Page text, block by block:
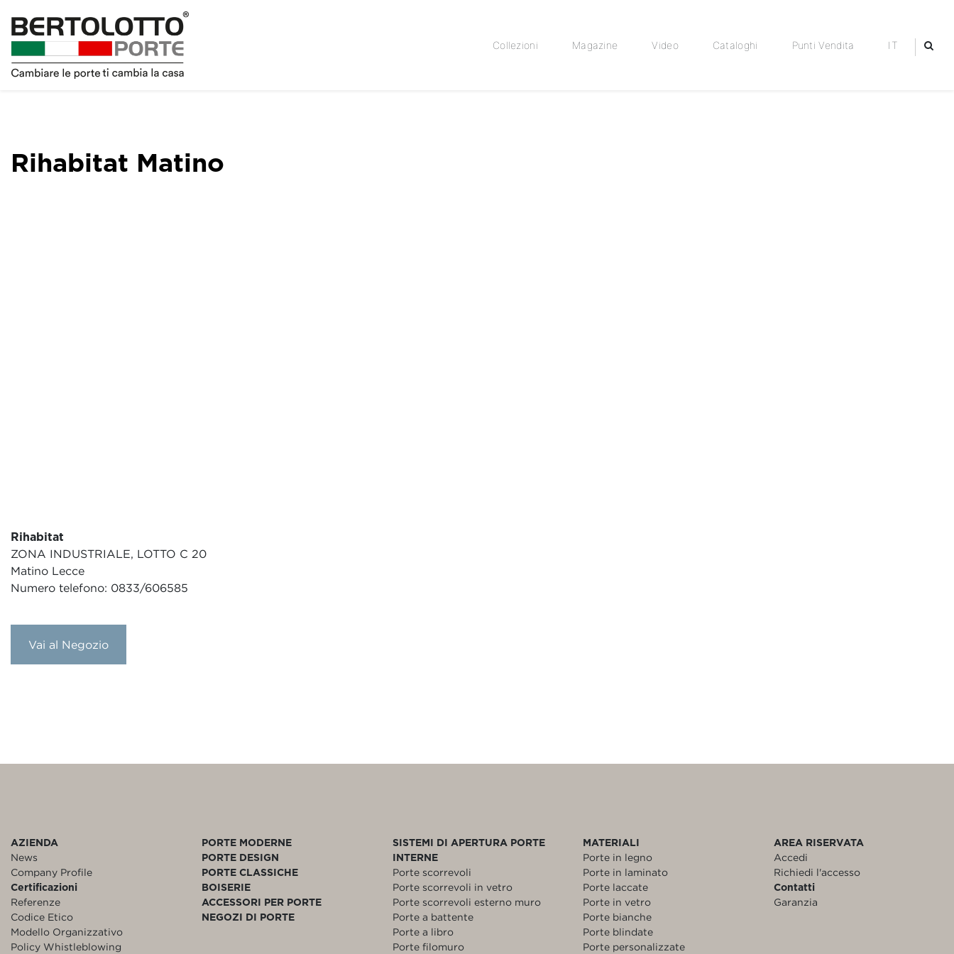
Collezioni Magazine Video Cataloghi Punti Vendita IT
Rihabitat Matino
Rihabitat
ZONA INDUSTRIALE, LOTTO C 20
Matino Lecce
Numero telefono: 0833/606585
Vai al Negozio
AZIENDA
News
Company Profile
Certificazioni
Referenze
Codice Etico
Modello Organizzativo
Policy Whistleblowing
PORTE MODERNE
PORTE DESIGN
PORTE CLASSICHE
BOISERIE
ACCESSORI PER PORTE
NEGOZI DI PORTE
SISTEMI DI APERTURA PORTE
INTERNE
Porte scorrevoli
Porte scorrevoli in vetro
Porte scorrevoli esterno muro
Porte a battente
Porte a libro
Porte filomuro
MATERIALI
Porte in legno
Porte in laminato
Porte laccate
Porte in vetro
Porte bianche
Porte blindate
Porte personalizzate
AREA RISERVATA
Accedi
Richiedi l'accesso
Contatti
Garanzia